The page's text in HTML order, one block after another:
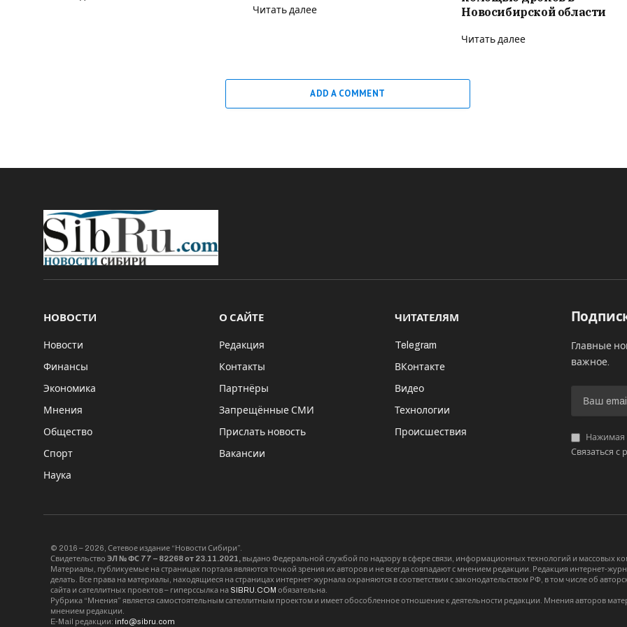
Читать далее
Новосибирской области
Читать далее
ADD A COMMENT
НОВОСТИ
Новости
Финансы
Экономика
Мнения
Общество
Спорт
Наука
О САЙТЕ
Редакция
Контакты
Партнёры
Запрещённые СМИ
Прислать новость
Вакансии
ЧИТАТЕЛЯМ
Telegram
ВКонтакте
Видео
Технологии
Происшествия
Главные
важное.
Нажимая
Связаться с
© 2016 – 2026, Сетевое издание “Новости Сибири”.
Свидетельство ЭЛ № ФС 77 – 82268 от 23.11.2021, выдано Федеральной службой по надзору в сфере связи, информационных технологий и массовых
Материалы, публикуемые на страницах портала являются точкой зрения их авторов и не всегда совпадают с мнением редакции. Редакция интернет-
делать. Все права на материалы, находящиеся на страницах интернет-журнала охраняются в соответствии с законодательством РФ, в том числе об
сайта и сателлитных проектов – гиперссылка на SIBRU.COM обязательна.
Рубрика “Мнения” является самостоятельным сателлитным проектом и имеет обособленное отношение к деятельности редакции. Мнения авторов
мнением редакции.
E-Mail редакции: info@sibru.com